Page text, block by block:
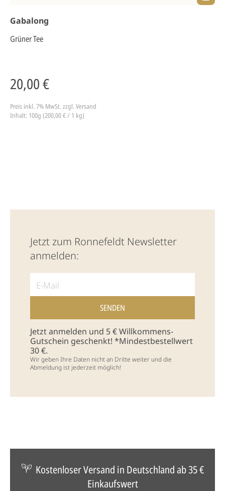
Gabalong
Grüner Tee
20,00 €
Preis inkl. 7% MwSt. zzgl. Versand
Inhalt: 100g (200,00 € / 1 kg)
Jetzt zum Ronnefeldt Newsletter
anmelden:
Jetzt anmelden und 5 € Willkommens-
Gutschein geschenkt! *Mindestbestellwert
30 €.
Wir geben Ihre Daten nicht an Dritte weiter und die
Abmeldung ist jederzeit möglich!
Kostenloser Versand in Deutschland ab 35 €
Einkaufswert